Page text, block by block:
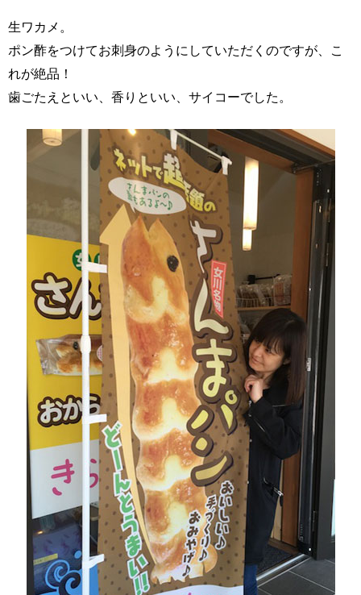
生ワカメ。
ポン酢をつけてお刺身のようにしていただくのですが、こ
れが絶品！
歯ごたえといい、香りといい、サイコーでした。